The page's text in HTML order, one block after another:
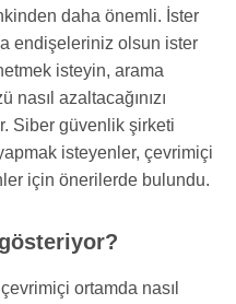
daha önemli. İster
endişeleriniz olsun ister
isteyin, arama
azaltacağınızı
Siber güvenlik şirketi
isteyenler, çevrimiçi
için önerilerde bulundu.
ortamda nasıl